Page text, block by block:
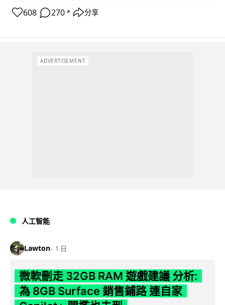
608 270 ↗ 分享
ADVERTISEMENT
人工智能
Lawton 1 日
微軟刪走 32GB RAM 遊戲建議 分析:
為 8GB Surface 銷售鋪路 連自家